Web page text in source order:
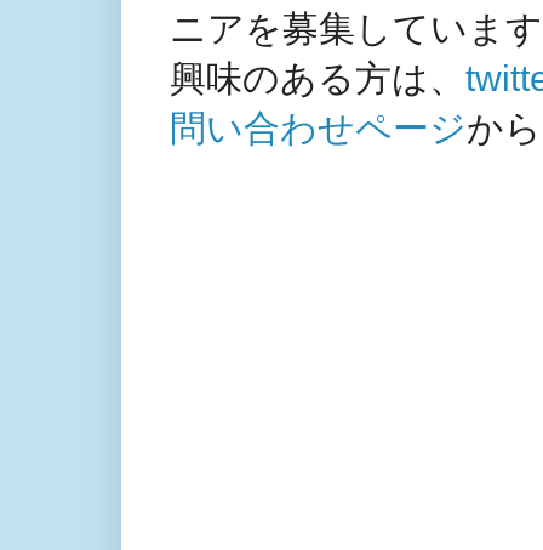
ニアを募集していま
興味のある方は、
問い合わせページか